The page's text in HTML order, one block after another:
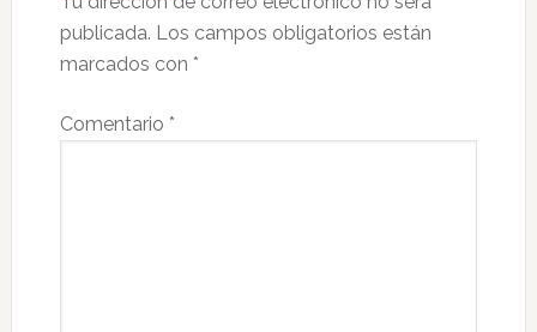
publicada. Los campos obligatorios están
marcados con *
Comentario *